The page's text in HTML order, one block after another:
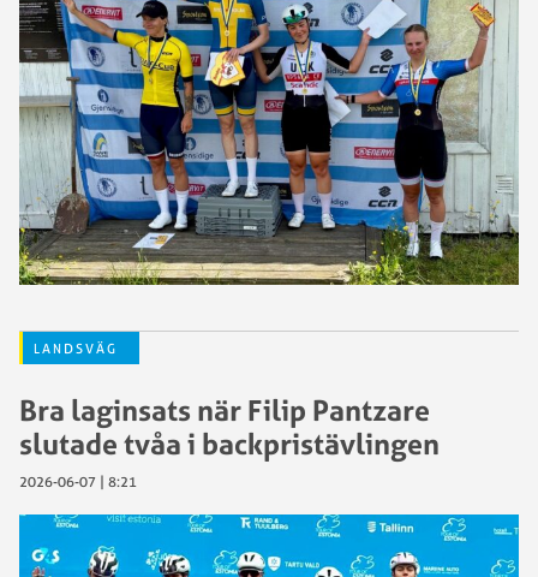
LANDSVÄG
Bra laginsats när Filip Pantzare
slutade tvåa i backpristävlingen
2026-06-07 | 8:21